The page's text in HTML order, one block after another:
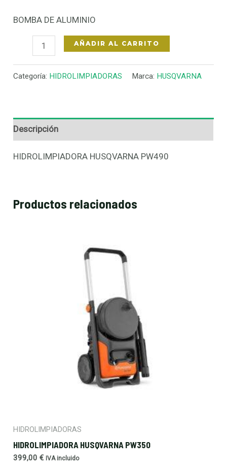
BOMBA DE ALUMINIO
AÑADIR AL CARRITO
Categoría: HIDROLIMPIADORAS Marca: HUSQVARNA
Descripción
HIDROLIMPIADORA HUSQVARNA PW490
Productos relacionados
HIDROLIMPIADORAS
HIDROLIMPIADORA HUSQVARNA PW350
399,00€ IVA incluido